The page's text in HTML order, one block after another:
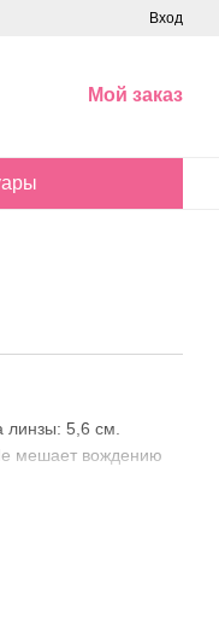
Вход
Мой заказ
линзы: 5,6 см.
мешает вождению